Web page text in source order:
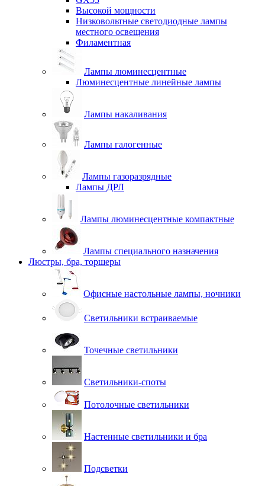
Высокой мощности
Низковольтные светодиодные лампы
местного освещения
Филаментная
Лампы люминесцентные
Люминесцентные линейные лампы
Лампы накаливания
Лампы галогенные
Лампы газоразрядные
Лампы ДРЛ
Лампы люминесцентные компактные
Лампы специального назначения
Люстры, бра, торшеры
Офисные настольные лампы, ночники
Светильники встраиваемые
Точечные светильники
Светильники-споты
Потолочные светильники
Настенные светильники и бра
Подсветки